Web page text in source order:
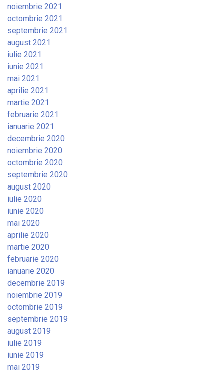
noiembrie 2021
octombrie 2021
septembrie 2021
august 2021
iulie 2021
iunie 2021
mai 2021
aprilie 2021
martie 2021
februarie 2021
ianuarie 2021
decembrie 2020
noiembrie 2020
octombrie 2020
septembrie 2020
august 2020
iulie 2020
iunie 2020
mai 2020
aprilie 2020
martie 2020
februarie 2020
ianuarie 2020
decembrie 2019
noiembrie 2019
octombrie 2019
septembrie 2019
august 2019
iulie 2019
iunie 2019
mai 2019